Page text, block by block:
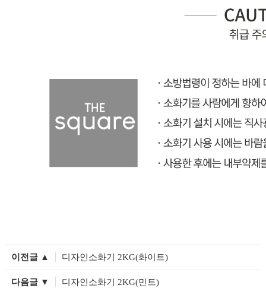
이전글 ▲ 디자인소화기 2KG(화이트)
다음글 ▼ 디자인소화기 2KG(민트)